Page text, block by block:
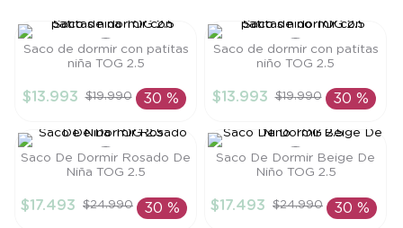
AÑADIR AL
CARRITO
Saco de dormir con patitas
niña TOG 2.5
$13.993 $19.990 30 %
AÑADIR AL
CARRITO
Saco de dormir con patitas
niño TOG 2.5
$13.993 $19.990 30 %
Saco De Dormir Rosado De
Niña TOG 2.5
$17.493 $24.990 30 %
Saco De Dormir Beige De
Niño TOG 2.5
$17.493 $24.990 30 %